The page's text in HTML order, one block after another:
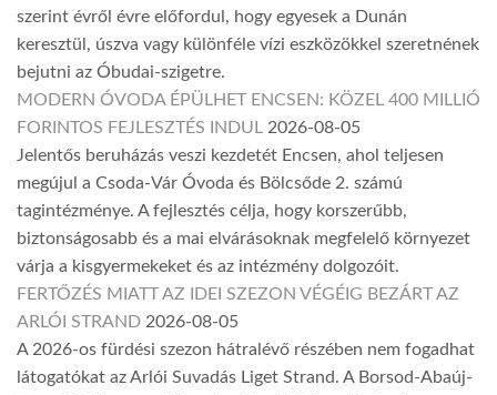
szerint évről évre előfordul, hogy egyesek a Dunán
keresztül, úszva vagy különféle vízi eszközökkel szeretnének
bejutni az Óbudai-szigetre.
MODERN ÓVODA ÉPÜLHET ENCSEN: KÖZEL 400 MILLIÓ
FORINTOS FEJLESZTÉS INDUL 2026-08-05
Jelentős beruházás veszi kezdetét Encsen, ahol teljesen
megújul a Csoda-Vár Óvoda és Bölcsőde 2. számú
tagintézménye. A fejlesztés célja, hogy korszerűbb,
biztonságosabb és a mai elvárásoknak megfelelő környezet
várja a kisgyermekeket és az intézmény dolgozóit.
FERTŐZÉS MIATT AZ IDEI SZEZON VÉGÉIG BEZÁRT AZ
ARLÓI STRAND 2026-08-05
A 2026-os fürdési szezon hátralévő részében nem fogadhat
látogatókat az Arlói Suvadás Liget Strand. A Borsod-Abaúj-